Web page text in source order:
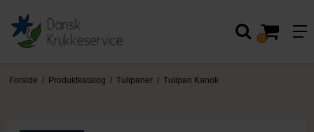
0
Forside / Produktkatalog / Tulipaner / Tulipan Kanok